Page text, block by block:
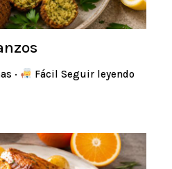
·
Fácil Seguir leyendo